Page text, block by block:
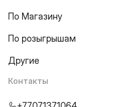
По Магазину
По розыгрышам
Другие
Контакты